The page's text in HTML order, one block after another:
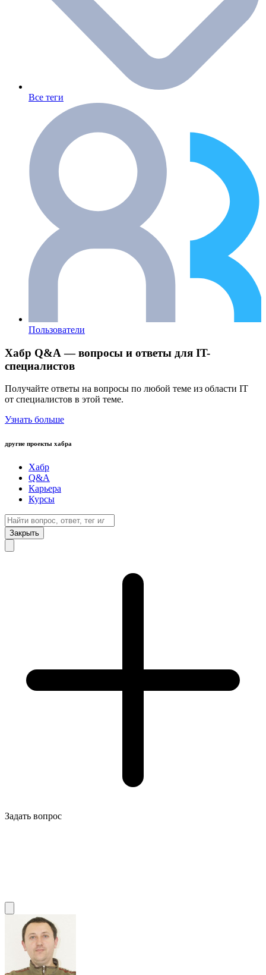
Все теги
Пользователи
Хабр Q&A — вопросы и ответы для IT-
специалистов
Получайте ответы на вопросы по любой теме из области IT
от специалистов в этой теме.
Узнать больше
другие проекты хабра
Хабр
Q&A
Карьера
Курсы
Закрыть
Задать вопрос